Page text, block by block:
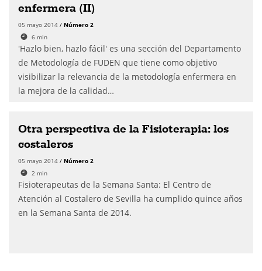
enfermera (II)
05 mayo 2014 / Número 2
6 min
'Hazlo bien, hazlo fácil' es una sección del Departamento
de Metodología de FUDEN que tiene como objetivo
visibilizar la relevancia de la metodología enfermera en
la mejora de la calidad…
Otra perspectiva de la Fisioterapia: los
costaleros
05 mayo 2014 / Número 2
2 min
Fisioterapeutas de la Semana Santa: El Centro de
Atención al Costalero de Sevilla ha cumplido quince años
en la Semana Santa de 2014.